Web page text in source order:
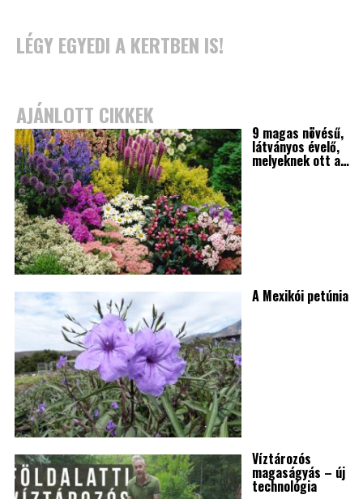
LÉGY EGYEDI A KERTBEN IS!
AJÁNLOTT CIKKEK
9 magas növésű,
látványos évelő,
melyeknek ott a…
A Mexikói petúnia
Víztározós
magaságyás – új
technológia